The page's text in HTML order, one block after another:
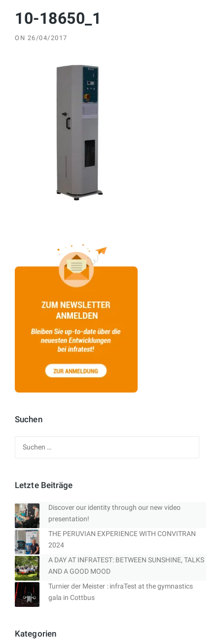
10-18650_1
ON 26/04/2017
Suchen
Letzte Beiträge
Discover our identity through our new video
presentation!
THE PERUVIAN EXPERIENCE WITH CONVITRAN
2024
A DAY AT INFRATEST: BETWEEN SUNSHINE, TALKS
AND A GOOD MOOD
Turnier der Meister : infraTest at the gymnastics
gala in Cottbus
Kategorien